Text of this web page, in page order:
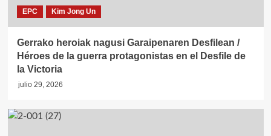
EPC Kim Jong Un
Gerrako heroiak nagusi Garaipenaren Desfilean /
Héroes de la guerra protagonistas en el Desfile de
la Victoria
julio 29, 2026